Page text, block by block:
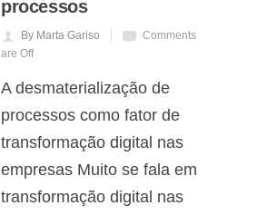
processos
By Marta Gariso
Comments
are Off
A desmaterialização de
processos como fator de
transformação digital nas
empresas Muito se fala em
transformação digital nas